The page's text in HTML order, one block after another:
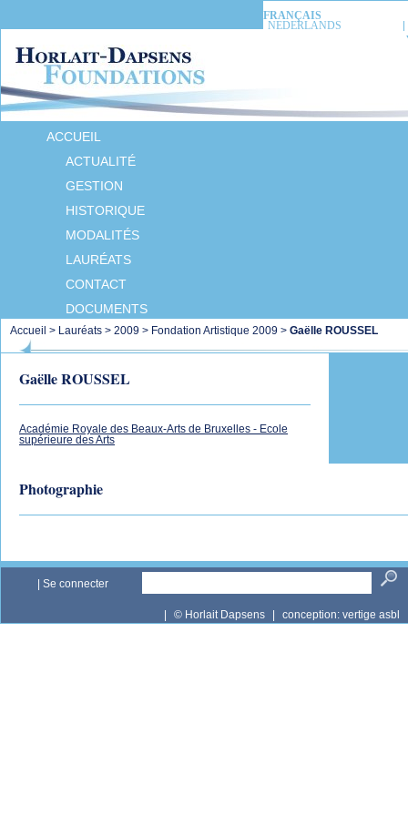
FRANÇAIS
NEDERLANDS
ACCUEIL
ACTUALITÉ
GESTION
HISTORIQUE
MODALITÉS
LAURÉATS
CONTACT
DOCUMENTS
Accueil > Lauréats > 2009 > Fondation Artistique 2009 > Gaëlle ROUSSEL
Gaëlle ROUSSEL
Académie Royale des Beaux-Arts de Bruxelles - Ecole
supérieure des Arts
Photographie
Se connecter
© Horlait Dapsens conception: vertige asbl